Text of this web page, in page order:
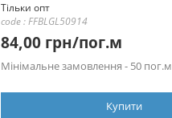
Тільки опт
code : FFBLGL50914
84,00 грн/пог.м
Мінімальне замовлення - 50 пог.м
Купити